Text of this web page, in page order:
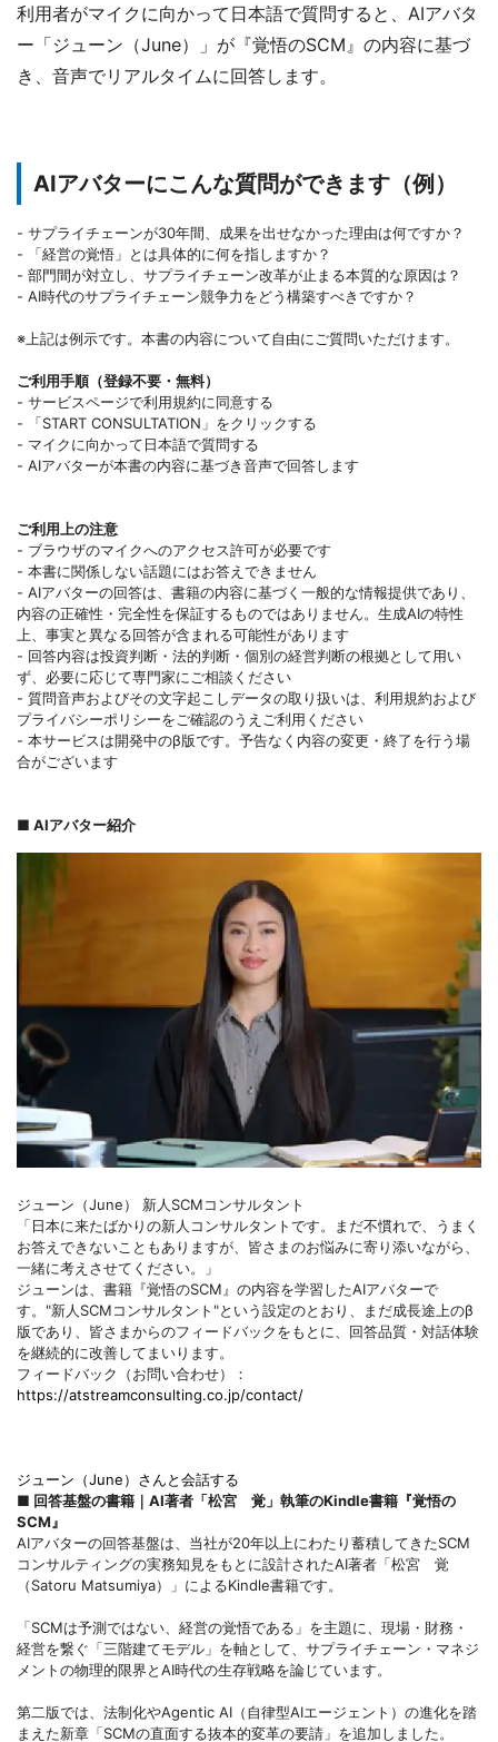
利用者がマイクに向かって日本語で質問すると、AIアバタ
ー「ジューン（June）」が『覚悟のSCM』の内容に基づ
き、音声でリアルタイムに回答します。
AIアバターにこんな質問ができます（例）
- サプライチェーンが30年間、成果を出せなかった理由は何ですか？
- 「経営の覚悟」とは具体的に何を指しますか？
- 部門間が対立し、サプライチェーン改革が止まる本質的な原因は？
- AI時代のサプライチェーン競争力をどう構築すべきですか？
※上記は例示です。本書の内容について自由にご質問いただけます。
ご利用手順（登録不要・無料）
- サービスページで利用規約に同意する
- 「START CONSULTATION」をクリックする
- マイクに向かって日本語で質問する
- AIアバターが本書の内容に基づき音声で回答します
ご利用上の注意
- ブラウザのマイクへのアクセス許可が必要です
- 本書に関係しない話題にはお答えできません
- AIアバターの回答は、書籍の内容に基づく一般的な情報提供であり、
内容の正確性・完全性を保証するものではありません。生成AIの特性
上、事実と異なる回答が含まれる可能性があります
- 回答内容は投資判断・法的判断・個別の経営判断の根拠として用い
ず、必要に応じて専門家にご相談ください
- 質問音声およびその文字起こしデータの取り扱いは、利用規約および
プライバシーポリシーをご確認のうえご利用ください
- 本サービスは開発中のβ版です。予告なく内容の変更・終了を行う場
合がございます
■ AIアバター紹介
ジューン（June） 新人SCMコンサルタント
「日本に来たばかりの新人コンサルタントです。まだ不慣れで、うまく
お答えできないこともありますが、皆さまのお悩みに寄り添いながら、
一緒に考えさせてください。」
ジューンは、書籍『覚悟のSCM』の内容を学習したAIアバターで
す。"新人SCMコンサルタント"という設定のとおり、まだ成長途上のβ
版であり、皆さまからのフィードバックをもとに、回答品質・対話体験
を継続的に改善してまいります。
フィードバック（お問い合わせ）：
https://atstreamconsulting.co.jp/contact/
ジューン（June）さんと会話する
■ 回答基盤の書籍｜AI著者「松宮 覚」執筆のKindle書籍『覚悟の
SCM』
AIアバターの回答基盤は、当社が20年以上にわたり蓄積してきたSCM
コンサルティングの実務知見をもとに設計されたAI著者「松宮 覚
（Satoru Matsumiya）」によるKindle書籍です。
「SCMは予測ではない、経営の覚悟である」を主題に、現場・財務・
経営を繋ぐ「三階建てモデル」を軸として、サプライチェーン・マネジ
メントの物理的限界とAI時代の生存戦略を論じています。
第二版では、法制化やAgentic AI（自律型AIエージェント）の進化を踏
まえた新章「SCMの直面する抜本的変革の要請」を追加しました。